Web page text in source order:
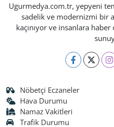
Ugurmedya.com.tr, yepyeni
sadelik ve modernizmi bir
kaçınıyor ve insanlara
Nöbetçi Eczaneler
Hava Durumu
Namaz Vakitleri
Trafik Durumu